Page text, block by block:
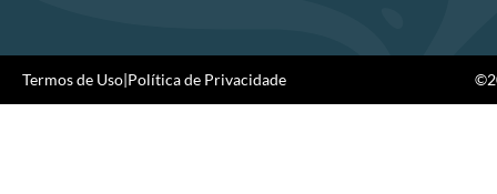
Termos de Uso|Política de Privacidade